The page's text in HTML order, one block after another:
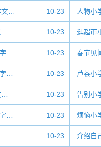
… 10-23 人物小
10-23 逛超市
… 10-23 春节见
… 10-23 芦荟小
10-23 告别小
… 10-23 烦恼小
10-23 介绍自